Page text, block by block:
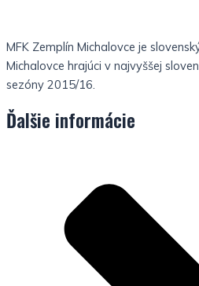
MFK Zemplín Michalovce je
Michalovce hrajúci v najvyššej
sezóny 2015/16.
Ďalšie informácie